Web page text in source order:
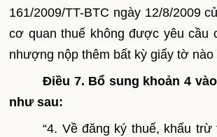
161/2009/TT-BTC ngày 12/8/2009
cơ quan thuế không được yêu cầu
nhượng nộp thêm bất kỳ giấy tờ nào
Điều 7. Bổ sung khoản 4
như sau:
“4. Về đăng ký thuế, khấu trừ